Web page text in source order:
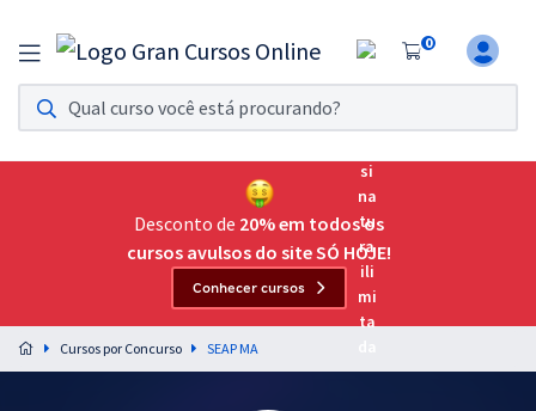
0
Assinatura Ilimitada 11
Acesso a todos os cursos. Teste grátis por 7 dias!
Assinatura OAB Até Passar
Acesso ilimitado a toda preparação para o Exame da
Preparação completa e intensiva para as principais
residências em saúde do Brasil
Desconto de 20% em todos os
cursos avulsos do site SÓ HOJE!
Conhecer cursos
Cursos por Concurso SEAP MA